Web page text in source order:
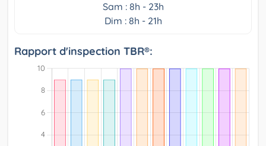
Sam : 8h - 23h
Dim : 8h - 21h
Rapport d'inspection TBR®: